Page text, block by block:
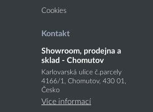
Cookies
Kontakt
Showroom, prodejna a
sklad - Chomutov
Karlovarská ulice č.parcely
4166/1, Chomutov, 430 01,
Česko
Více informací